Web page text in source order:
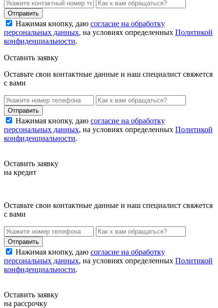
Нажимая кнопку, даю согласие на обработку
персональных данных, на условиях определенных Политикой
конфиденциальности.
Оставить заявку
Оставьте свои контактные данные и наш специалист свяжется
с вами
Нажимая кнопку, даю согласие на обработку
персональных данных, на условиях определенных Политикой
конфиденциальности.
Оставить заявку
на кредит
Оставьте свои контактные данные и наш специалист свяжется
с вами
Нажимая кнопку, даю согласие на обработку
персональных данных, на условиях определенных Политикой
конфиденциальности.
Оставить заявку
на рассрочку